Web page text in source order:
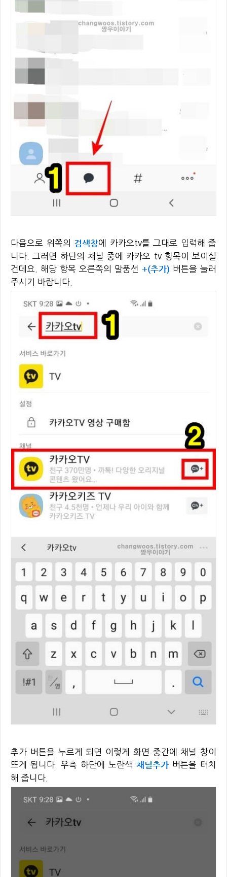
다음으로 위쪽의 검색창에 카카오tv를 그대로 입력해 줍
니다. 그러면 하단의 채널 중에 카카오 tv 항목이 보이실
건데요. 해당 항목 오른쪽의 말풍선 +(추가) 버튼을 눌러
주시기 바랍니다.
추가 버튼을 누르게 되면 이렇게 화면 중간에 채널 창이
뜨게 됩니다. 우측 하단에 노란색 채널추가 버튼을 터치
해 줍니다.